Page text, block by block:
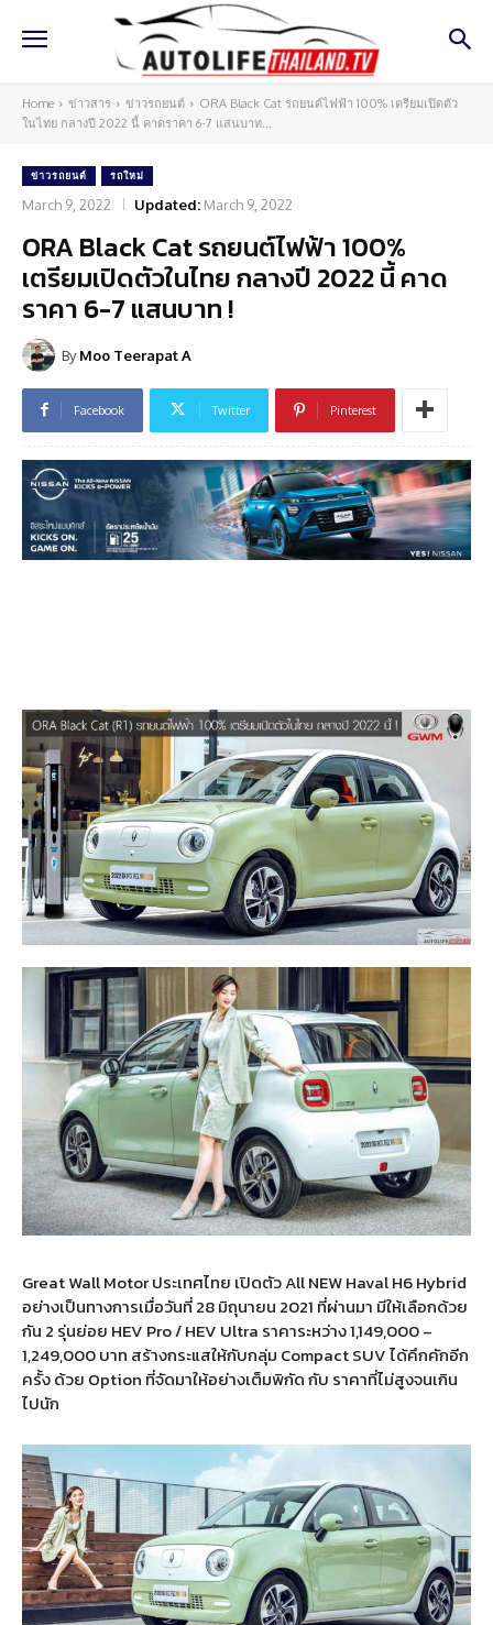
Home ข่าวสาร ข่าวรถยนต์
ORA Black Cat รถยนต์ไฟฟ้า 100% เตรียมเปิดตัว
ในไทย กลางปี 2022 นี้ คาดราคา 6-7 แสนบาท...
ข่าวรถยนต์ รถใหม่
March 9, 2022 Updated: March 9, 2022
ORA Black Cat รถยนต์ไฟฟ้า 100%
เตรียมเปิดตัวในไทย กลางปี 2022 นี้ คาด
ราคา 6-7 แสนบาท !
By Moo Teerapat A
Facebook Twitter Pinterest
Great Wall Motor ประเทศไทย เปิดตัว All NEW Haval H6 Hybrid
อย่างเป็นทางการเมื่อวันที่ 28 มิถุนายน 2021 ที่ผ่านมา มีให้เลือกด้วย
กัน 2 รุ่นย่อย HEV Pro / HEV Ultra ราคาระหว่าง 1,149,000 –
1,249,000 บาท สร้างกระแสให้กับกลุ่ม Compact SUV ได้คึกคักอีก
ครั้ง ด้วย Option ที่จัดมาให้อย่างเต็มพิกัด กับ ราคาที่ไม่สูงจนเกิน
ไปนัก